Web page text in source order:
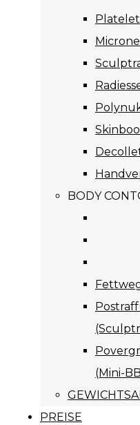
BODY
(Mini-
PREISE